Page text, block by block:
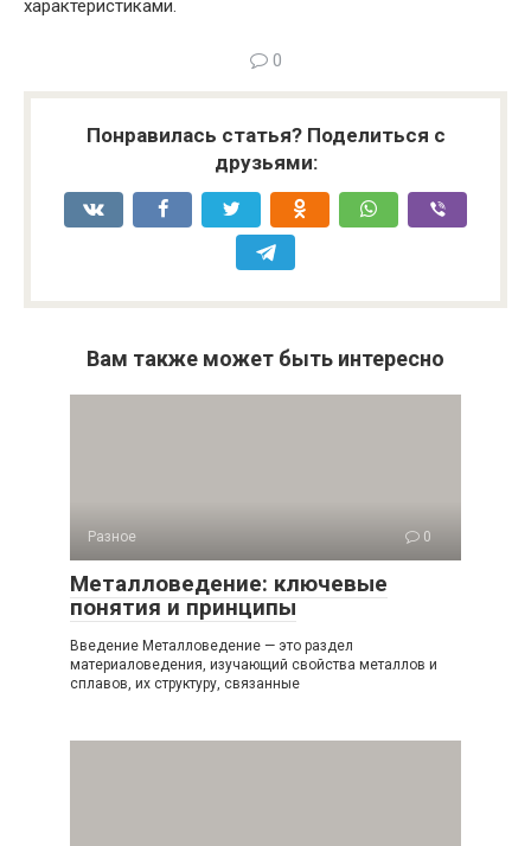
характеристиками.
0
Понравилась статья? Поделиться с
друзьями:
Вам также может быть интересно
Разное 0
Металловедение: ключевые
понятия и принципы
Введение Металловедение — это раздел
материаловедения, изучающий свойства металлов и
сплавов, их структуру, связанные